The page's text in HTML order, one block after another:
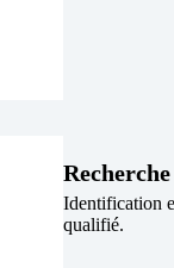
Identification
qualifié.